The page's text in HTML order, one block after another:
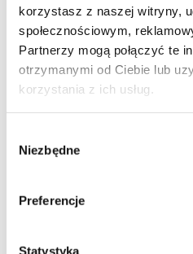
korzystasz z naszej witryny,
społecznościowym,
Partnerzy mogą połączyć te
otrzymanymi od Ciebie lub
korzystania z ich usług.
zgody
Niezbędne
Preferencje
Statystyka
viGO! Sacs de congélation Premium
1L 40 pièces
10,99 złbrut
- +